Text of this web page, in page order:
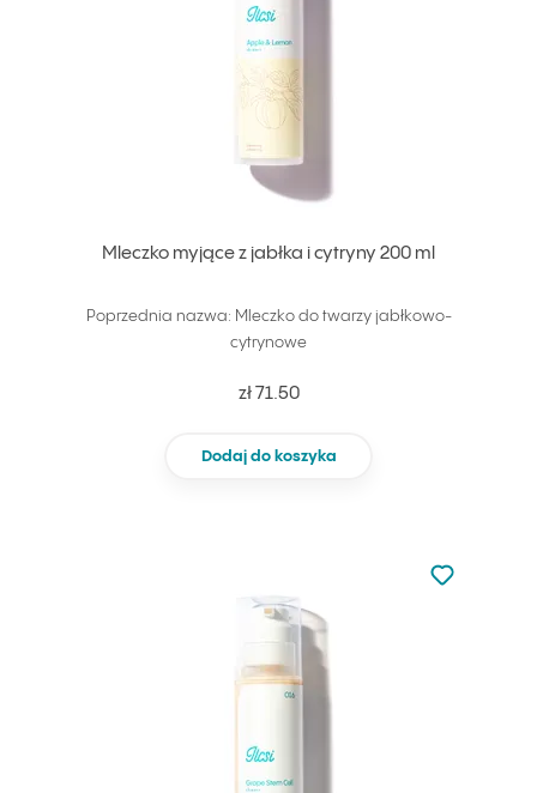
Mleczko myjące z jabłka i cytryny 200 ml
Poprzednia nazwa: Mleczko do twarzy jabłkowo-
cytrynowe
zł 71.50
Dodaj do koszyka
Nie dodano
Dodaj do